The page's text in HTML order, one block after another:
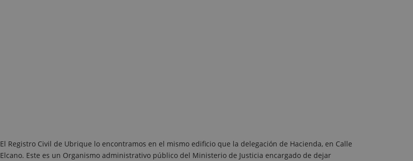
El Registro Civil de Ubrique lo encontramos en el mismo edificio que la delegación de Hacienda, en Calle
Elcano. Este es un Organismo administrativo público del Ministerio de Justicia encargado de dejar